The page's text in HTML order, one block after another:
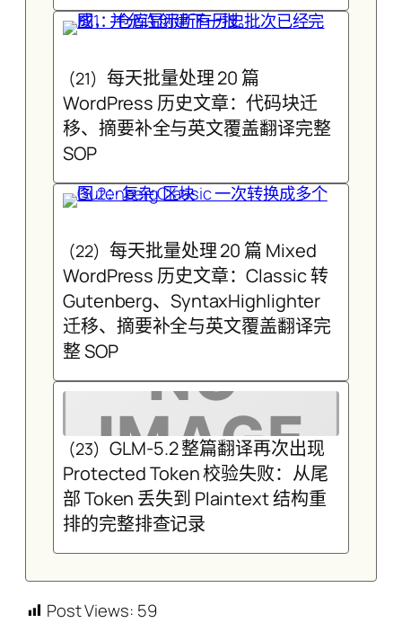
(21) 每天批量处理 20 篇
WordPress 历史文章：代码块迁
移、摘要补全与英文覆盖翻译完整
SOP
(22) 每天批量处理 20 篇 Mixed
WordPress 历史文章：Classic 转
Gutenberg、SyntaxHighlighter
迁移、摘要补全与英文覆盖翻译完
整 SOP
(23) GLM-5.2 整篇翻译再次出现
Protected Token 校验失败：从尾
部 Token 丢失到 Plaintext 结构重
排的完整排查记录
Post Views: 59